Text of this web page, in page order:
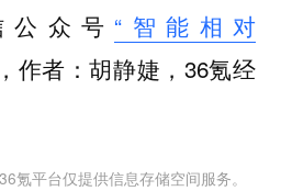
众号 “智能相对
，作者：胡静婕，36氪经
氪平台仅提供信息存储空间服务。